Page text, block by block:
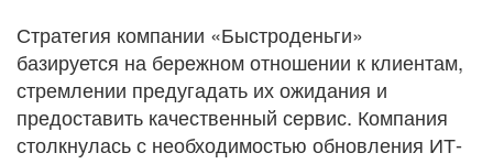
Стратегия компании «Быстроденьги»
базируется на бережном отношении к клиентам,
стремлении предугадать их ожидания и
предоставить качественный сервис. Компания
столкнулась с необходимостью обновления ИТ-